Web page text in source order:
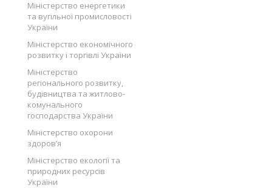
Міністерство енергетики
та вугільної промисловості
України
Міністерство економічного
розвитку і торгівлі України
Міністерство
регіонального розвитку,
будівництва та житлово-
комунального
господарства України
Міністерство охорони
здоров’я
Міністерство екології та
природних ресурсів
України